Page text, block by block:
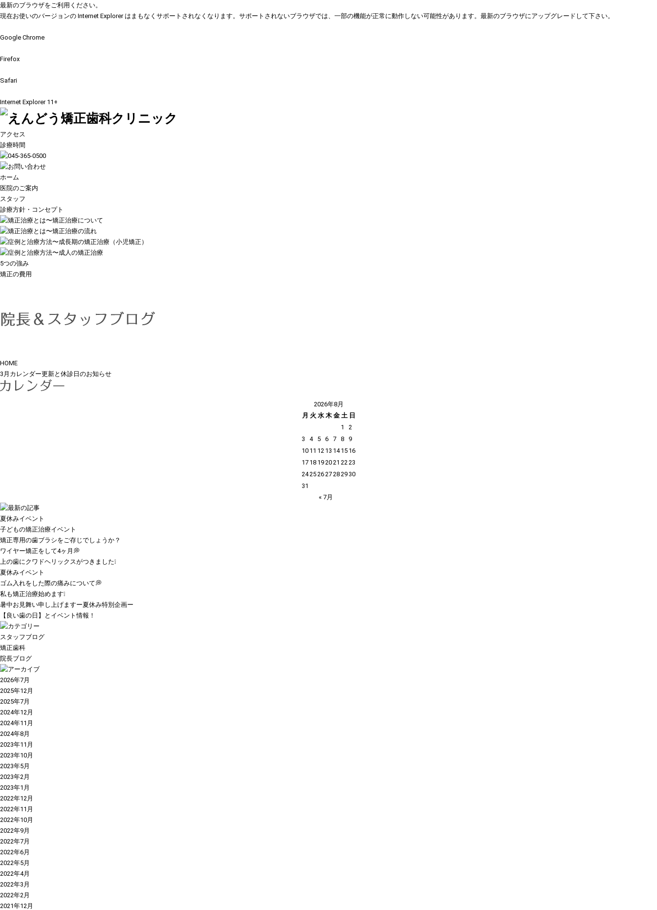
最新のブラウザをご利用ください。
現在お使いのバージョンの Internet Explorer はまもなくサポートされなくなります。サポートされないブラウザでは、一部の機能が正常に動作しない可能性があります。最新のブラウザにアップグレードして下さい。
Google Chrome
Firefox
Safari
Internet Explorer 11+
アクセス
診療時間
ホーム
医院のご案内
スタッフ
診療方針・コンセプト
5つの強み
矯正の費用
HOME
3月カレンダー更新と休診日のお知らせ
2026年8月
月 火 水 木 金 土 日
1
2
3
4 5 6 7 8 9
10 11 12 13 14 15 16
17 18 192021 2223
242526272829 30
31
« 7月
夏休みイベント
子どもの矯正治療イベント
矯正専用の歯ブラシをご存じでしょうか？
ワイヤー矯正をして4ヶ月💭
上の歯にクワドヘリックスがつきました❕
夏休みイベント
ゴム入れをした際の痛みについて💭
私も矯正治療始めます❕
暑中お見舞い申し上げますー夏休み特別企画ー
【良い歯の日】とイベント情報！
スタッフブログ
矯正歯科
院長ブログ
2026年7月
2025年12月
2025年7月
2024年12月
2024年11月
2024年8月
2023年11月
2023年10月
2023年5月
2023年2月
2023年1月
2022年12月
2022年11月
2022年10月
2022年9月
2022年7月
2022年6月
2022年5月
2022年4月
2022年3月
2022年2月
2021年12月